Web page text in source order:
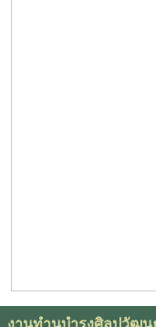
งานทำนุบำรุงศิลปวัฒ